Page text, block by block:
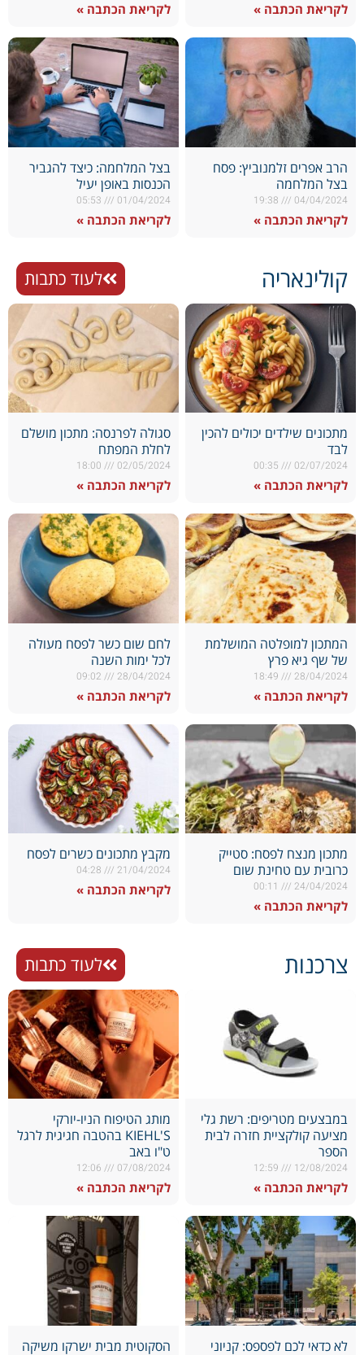
לקריאת הכתבה » לקריאת הכתבה »
הרב אפרים זלמנוביץ: פסח
בצל המלחמה
04/04/2024
לקריאת הכתבה »
בצל המלחמה: כיצד להגביר
הכנסות באופן יעיל
01/04/2024
לקריאת הכתבה »
קולינאריה לעוד כתבות
מתכונים שילדים יכולים להכין
לבד
02/07/2024
לקריאת הכתבה »
סגולה לפרנסה: מתכון מושלם
לחלת המפתח
02/05/2024
לקריאת הכתבה »
המתכון למופלטה המושלמת
של שף גיא פרץ
28/04/2024
לקריאת הכתבה »
לחם שום כשר לפסח מעולה
לכל ימות השנה
28/04/2024
לקריאת הכתבה »
מתכון מנצח לפסח: סטייק
כרובית עם טחינת שום
24/04/2024
לקריאת הכתבה »
מקבץ מתכונים כשרים לפסח
21/04/2024
לקריאת הכתבה »
צרכנות לעוד כתבות
במבצעים מטריפים: רשת גלי
מציעה קולקציית חזרה לבית
הספר
12/08/2024
לקריאת הכתבה »
מותג הטיפוח הניו-יורקי
KIEHL'S בהטבה חגיגית לרגל
ט"ו באב
07/08/2024
לקריאת הכתבה »
לא כדאי לכם לפספס: קניוני
הסקוטית מבית ישרקו משיקה